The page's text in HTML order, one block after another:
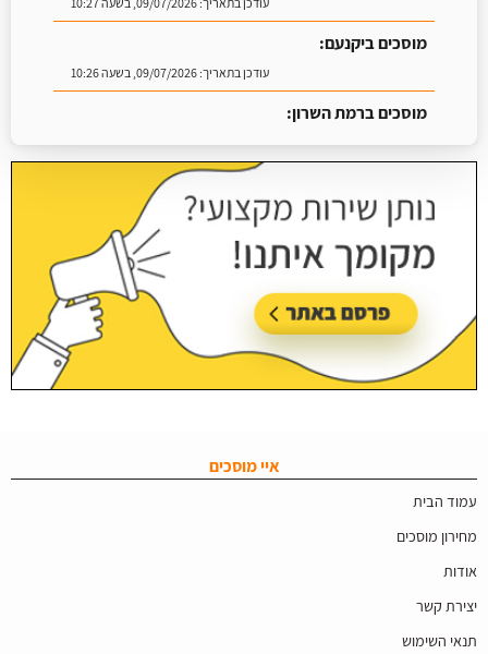
מוסכים ביקנעם:
עודכן בתאריך:09/07/2026, בשעה 10:26
מוסכים ברמת השרון:
עודכן בתאריך:16/07/2026, בשעה 09:07
איי מוסכים
עמוד הבית
מחירון מוסכים
אודות
יצירת קשר
תנאי השימוש